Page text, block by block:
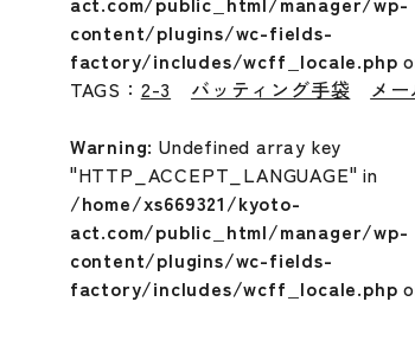
content/plugins/wc-fields-
factory/includes/wcff_locale.php
TAGS： 2-3 バッティング手袋 メ
Warning: Undefined array key
"HTTP_ACCEPT_LANGUAGE" in
/home/xs669321/kyoto-
act.com/public_html/manager/wp-
content/plugins/wc-fields-
factory/includes/wcff_locale.php